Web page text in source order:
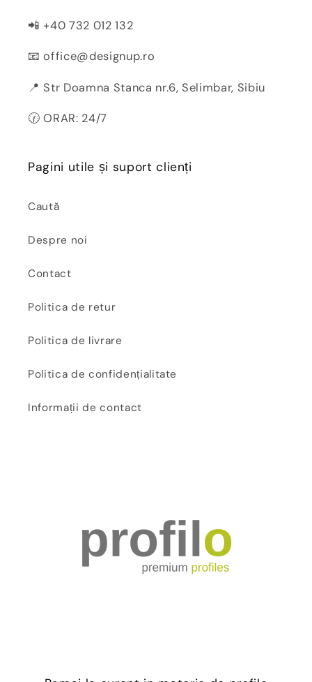
📲 +40 732 012 132
📧 office@designup.ro
📍 Str Doamna Stanca nr.6, Selimbar, Sibiu
🕜 ORAR: 24/7
Pagini utile și suport clienți
Caută
Despre noi
Contact
Politica de retur
Politica de livrare
Politica de confidențialitate
Informații de contact